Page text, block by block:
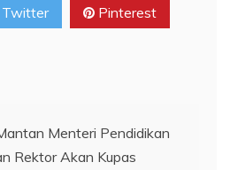
Twitter Pinterest
Menteri Pendidikan
Rektor Akan Kupas